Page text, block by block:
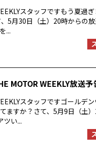
スタッフですもう夏過
5月30日（土）20時からの
...
MOTOR WEEKLY放送予
スタッフですゴールデ
ますか？さて、5月9日（土
ツい...